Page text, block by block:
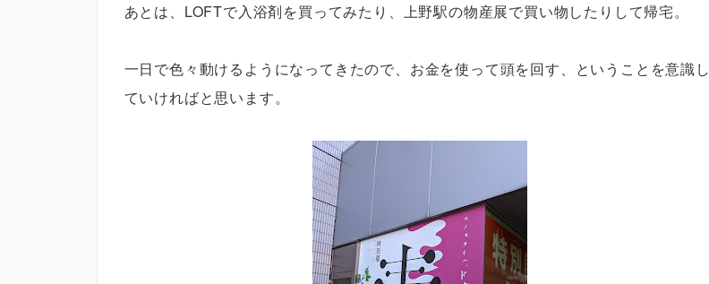
あとは、LOFTで入浴剤を買ってみたり、上野駅の物産展で買い物したりして帰宅。
一日で色々動けるようになってきたので、お金を使って頭を回す、ということを意識し
ていければと思います。